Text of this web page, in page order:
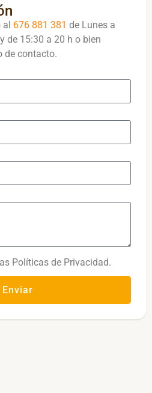
al 676 881 381 de Lunes a
de 15:30 a 20 h o bien
de contacto.
Políticas de Privacidad.
Enviar